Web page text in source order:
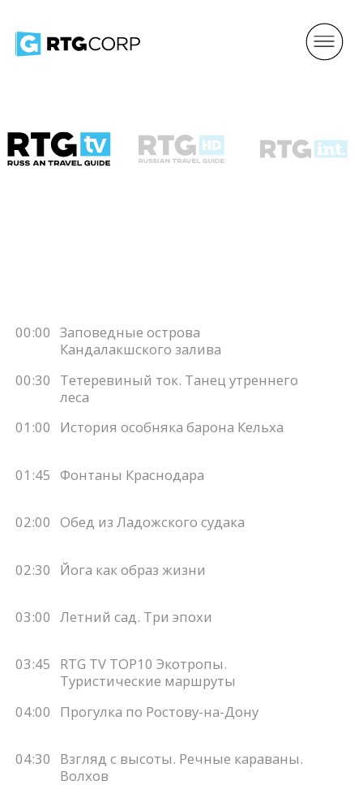
00:00 Заповедные острова
Кандалакшского залива
00:30
Тетеревиный ток. Танец утреннего
леса
01:00
История особняка барона Кельха
01:45 Фонтаны Краснодара
02:00 Обед из Ладожского судака
02:30 Йога как образ жизни
03:00 Летний сад. Три эпохи
03:45
RTG TV TOP10 Экотропы.
Туристические маршруты
04:00
Прогулка по Ростову-на-Дону
04:30
Взгляд с высоты. Речные караваны.
Волхов